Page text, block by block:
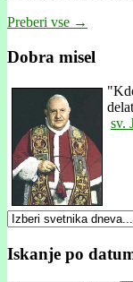
Preberi vse →
Dobra misel
"
sv.
Iskanje po